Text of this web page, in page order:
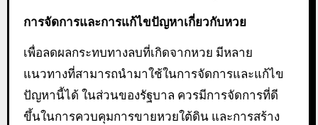
การจัดการและการแก้ไขปัญหาเกี่ยวกับหวย
เพื่อลดผลกระทบทางลบที่เกิดจากหวย มีหลาย
แนวทางที่สามารถนำมาใช้ในการจัดการและแก้ไข
ปัญหานี้ได้ ในส่วนของรัฐบาล ควรมีการจัดการที่ดี
ขึ้นในการควบคุมการขายหวยใต้ดิน และการสร้าง